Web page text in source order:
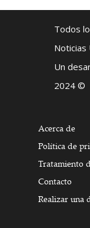
Todos
Noticias
Un
2024 ©
Acerca de
Política de
Tratamiento
Contacto
Realizar una